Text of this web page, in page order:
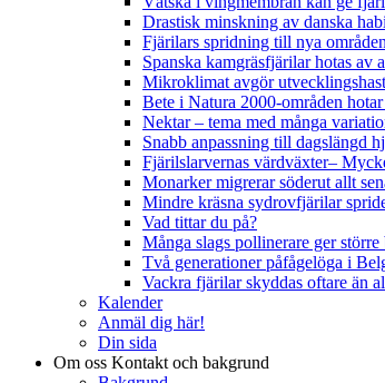
Drastisk minskning av danska
Fjärilars spridning till nya
Spanska kamgräsfjärilar hotas av
Mikroklimat avgör
Bete i Natura 2000-områden
Nektar – tema med många
Snabb anpassning till dagslängd
Fjärilslarvernas värdväxter–
Monarker migrerar söderut allt
Mindre kräsna sydrovfjärilar
Vad tittar du på?
Många slags pollinerare ger
Två generationer påfågelöga i
Vackra fjärilar skyddas oftare än
Kalender
Anmäl dig här!
Din sida
Om oss Kontakt och bakgrund